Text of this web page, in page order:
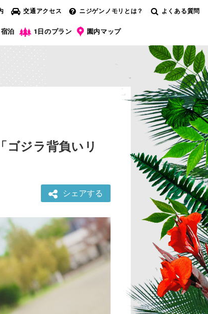
交通アクセス ニジゲンノモリとは？ よくある質問
宿泊 1日のプラン 園内マップ
ゴジラ背負いリ
シェアする